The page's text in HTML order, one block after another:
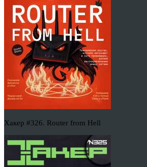
Хакер #326. Router from Hell